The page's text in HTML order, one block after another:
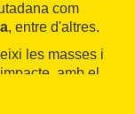
com
, entre d'altres.
les masses i
amb el